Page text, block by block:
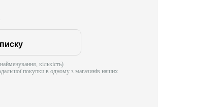
кількість)
покупки в одному з магазинів наших